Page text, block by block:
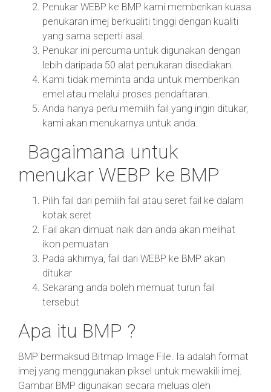
Penukar WEBP ke BMP kami memberikan kuasa
penukaran imej berkualiti tinggi dengan kualiti
yang sama seperti asal.
Penukar ini percuma untuk digunakan dengan
lebih daripada 50 alat penukaran disediakan.
Kami tidak meminta anda untuk memberikan
emel atau melalui proses pendaftaran.
Anda hanya perlu memilih fail yang ingin ditukar,
kami akan menukarnya untuk anda.
Bagaimana untuk
menukar WEBP ke BMP
Pilih fail dari pemilih fail atau seret fail ke dalam
kotak seret
Fail akan dimuat naik dan anda akan melihat
ikon pemuatan
Pada akhirnya, fail dari WEBP ke BMP akan
ditukar
Sekarang anda boleh memuat turun fail
tersebut
Apa itu BMP ?
BMP bermaksud Bitmap Image File. Ia adalah format
imej yang menggunakan piksel untuk mewakili imej.
Gambar BMP digunakan secara meluas oleh